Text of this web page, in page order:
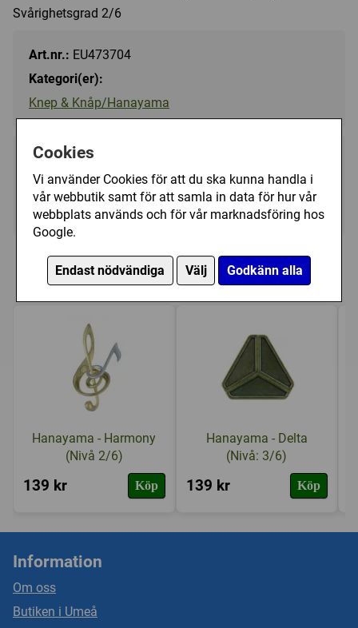
Cookies
Vi använder Cookies för att du ska kunna handla i
vår webbutik samt för att samla in data för hur vår
webbplats används och för vår marknadsföring hos
Google.
Endast nödvändiga Välj Godkänn alla
Svårighetsgrad 2/6
Art.nr.: EU473704
Kategori(er):
Knep & Knåp/Hanayama
129 kr Utgått
Ej tillgänglig
Personer som har köpt Hanayama - Claw
(Nivå: 2/6) har också köpt
Hanayama - Harmony
(Nivå 2/6)
139 kr Köp
Hanayama - Delta
(Nivå: 3/6)
139 kr Köp
Information
Om oss
Butiken i Umeå